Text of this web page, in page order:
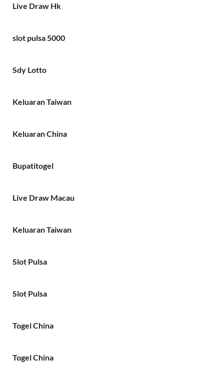
Live Draw Hk
slot pulsa 5000
Sdy Lotto
Keluaran Taiwan
Keluaran China
Bupatitogel
Live Draw Macau
Keluaran Taiwan
Slot Pulsa
Slot Pulsa
Togel China
Togel China